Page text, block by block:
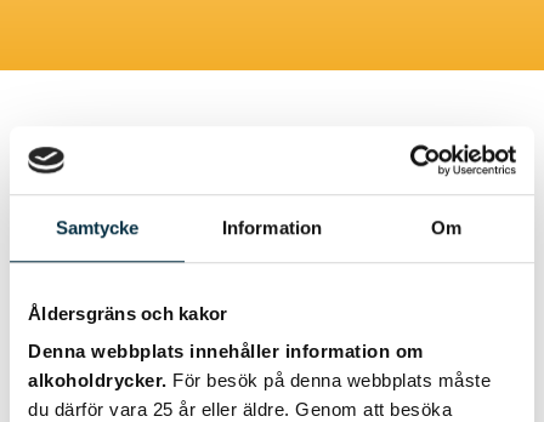
Samtycke Information Om
Åldersgräns och kakor
Denna webbplats innehåller information om
alkoholdrycker. För besök på denna webbplats måste
du därför vara 25 år eller äldre. Genom att besöka